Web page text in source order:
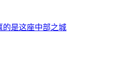
的是这座中部之城